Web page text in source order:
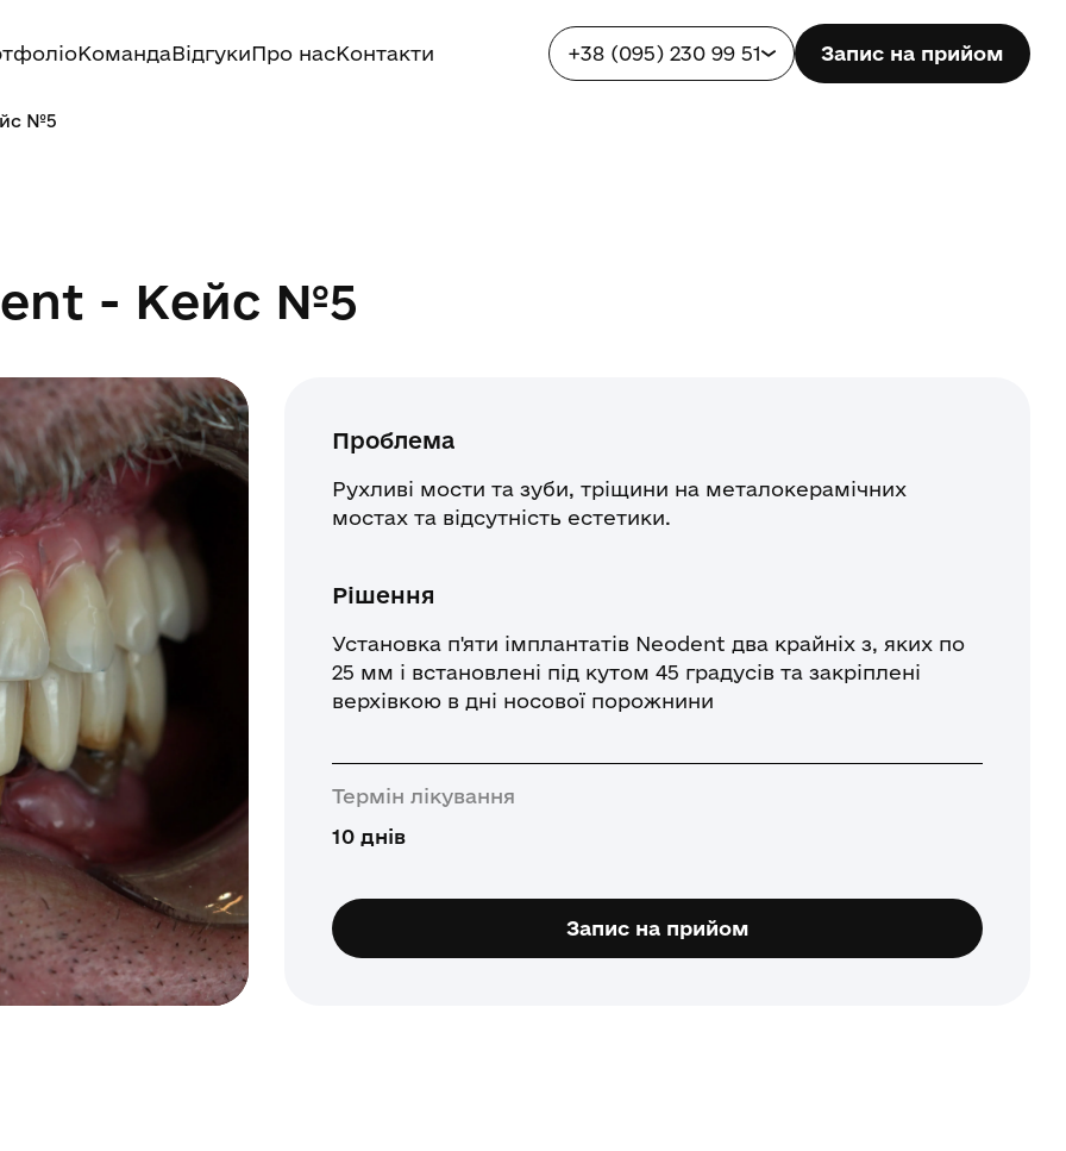
КомандаВідгукиПро насКонтакти +38 (095) 230 99 51 Запис на прийом
№5
- Кейс №5
Проблема
Рухливі мости та зуби, тріщини на металокерамічних
мостах та відсутність естетики.
Рішення
Установка п'яти імплантатів Neodent два крайніх з, яких по
25 мм і встановлені під кутом 45 градусів та закріплені
верхівкою в дні носової порожнини
Термін лікування
10 днів
Запис на прийом